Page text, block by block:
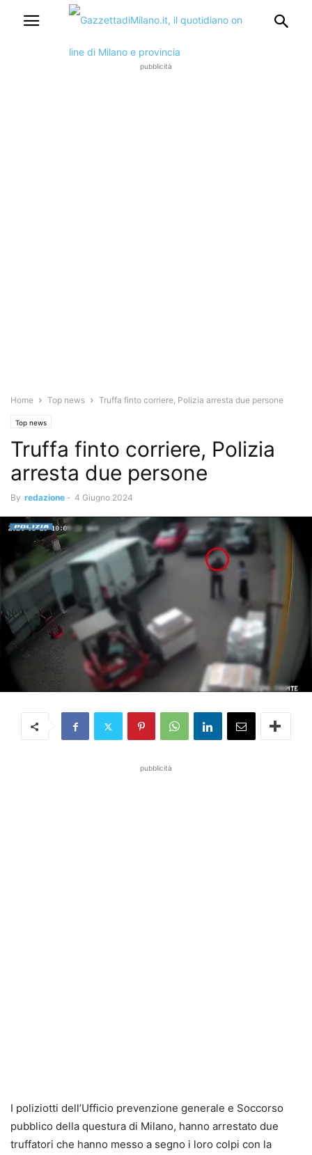
pubblicità
Home Top news Truffa finto corriere, Polizia arresta due persone
Top news
Truffa finto corriere, Polizia
arresta due persone
By redazione - 4 Giugno 2024
pubblicità
I poliziotti dell’Ufficio prevenzione generale e Soccorso
pubblico della questura di Milano, hanno arrestato due
truffatori che hanno messo a segno i loro colpi con la